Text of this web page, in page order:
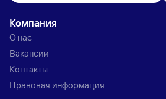
Компания
О нас
Вакансии
Контакты
Правовая информация